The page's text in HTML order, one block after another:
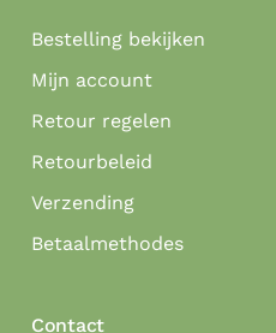
Bestelling bekijken
Mijn account
Retour regelen
Retourbeleid
Verzending
Betaalmethodes
Contact